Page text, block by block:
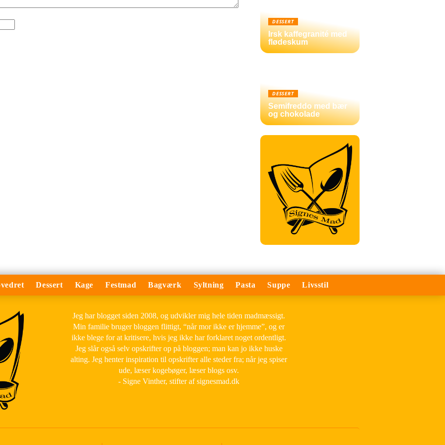
DESSERT
Irsk kaffegranité med
flødeskum
DESSERT
Semifreddo med bær
og chokolade
Dessert Kage Festmad Bagværk Syltning Pasta Suppe Livsstil
Jeg har blogget siden 2008, og udvikler mig hele tiden madmæssigt.
Min familie bruger bloggen flittigt, “når mor ikke er hjemme”, og er
ikke blege for at kritisere, hvis jeg ikke har forklaret noget ordentligt.
Jeg slår også selv opskrifter op på bloggen; man kan jo ikke huske
alting. Jeg henter inspiration til opskrifter alle steder fra; når jeg spiser
ude, læser kogebøger, læser blogs osv.
- Signe Vinther, stifter af signesmad.dk